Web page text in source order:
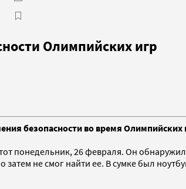
Олимпийских игр
безопасности во время Олимпийских
понедельник, 26 февраля. Он
не смог найти ее. В сумке был